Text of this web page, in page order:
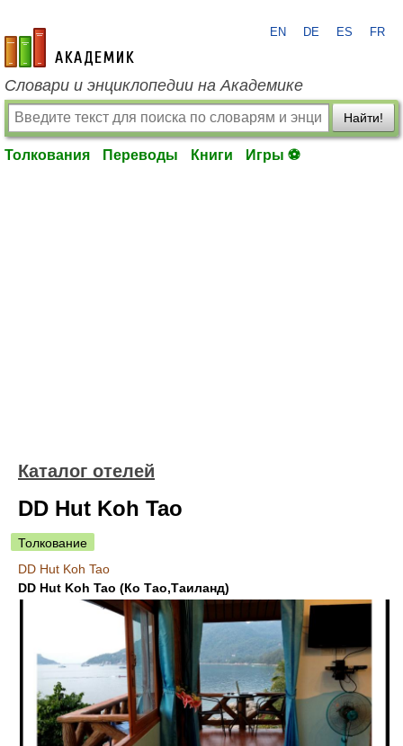
academic.ru
EN DE ES FR
Словари и энциклопедии на Академике
Найти!
Толкования Переводы Книги Игры ⚽
Каталог отелей
DD Hut Koh Tao
Толкование
DD Hut Koh Tao
DD Hut Koh Tao (Ко Тао,Таиланд)